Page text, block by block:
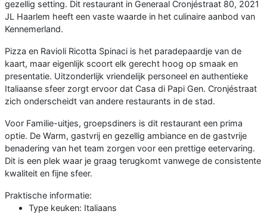
gezellig setting. Dit restaurant in Generaal Cronjéstraat 80, 2021
JL Haarlem heeft een vaste waarde in het culinaire aanbod van
Kennemerland.
Pizza en Ravioli Ricotta Spinaci is het paradepaardje van de
kaart, maar eigenlijk scoort elk gerecht hoog op smaak en
presentatie. Uitzonderlijk vriendelijk personeel en authentieke
Italiaanse sfeer zorgt ervoor dat Casa di Papi Gen. Cronjéstraat
zich onderscheidt van andere restaurants in de stad.
Voor Familie-uitjes, groepsdiners is dit restaurant een prima
optie. De Warm, gastvrij en gezellig ambiance en de gastvrije
benadering van het team zorgen voor een prettige eetervaring.
Dit is een plek waar je graag terugkomt vanwege de consistente
kwaliteit en fijne sfeer.
Praktische informatie:
Type keuken: Italiaans